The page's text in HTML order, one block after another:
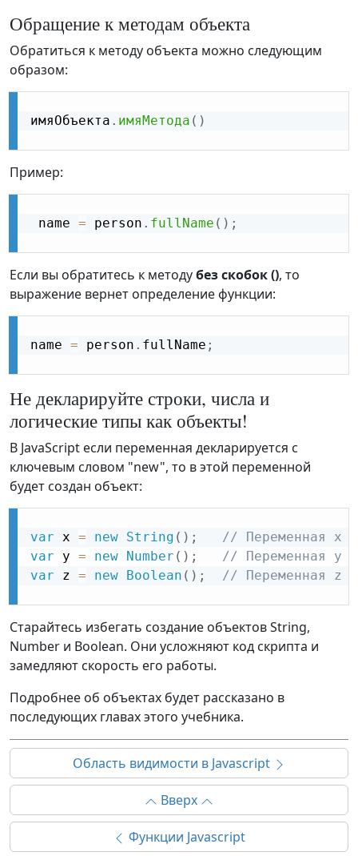
Обращение к методам объекта
Обратиться к методу объекта можно следующим
образом:
имяОбъекта . имяМетода ( )
Пример:
name = person . fullName ( ) ;
Если вы обратитесь к методубез скобок (), то
выражение вернет определение функции:
name = person . fullName ;
Не декларируйте строки, числа и
логические типы как объекты!
В JavaScript если переменная декларируется с
ключевым словом "new", то в этой переменной
будет создан объект:
var x = new String ( ) ;
// Переменная x
var y = new Number ( ) ;
// Переменная y
var z = new Boolean ( ) ; // Переменная z
Старайтесь избегать создание объектов String,
Number и Boolean. Они усложняют код скрипта и
замедляют скорость его работы.
Подробнее об объектах будет рассказано в
последующих главах этого учебника.
Область видимости в Javascript
Вверх
Функции Javascript